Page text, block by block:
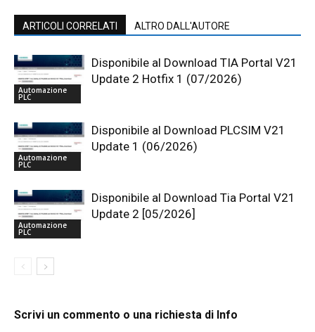
ARTICOLI CORRELATI ALTRO DALL'AUTORE
Automazione
PLC
Disponibile al Download TIA Portal V21
Update 2 Hotfix 1 (07/2026)
Automazione
PLC
Disponibile al Download PLCSIM V21
Update 1 (06/2026)
Automazione
PLC
Disponibile al Download Tia Portal V21
Update 2 [05/2026]
Scrivi un commento o una richiesta di Info